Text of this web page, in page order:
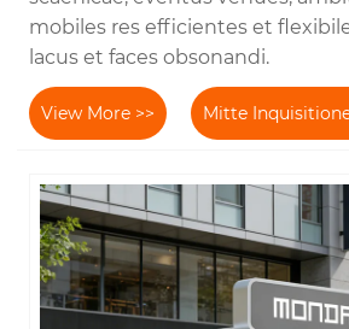
mobiles res efficientes et
lacus et faces obsonandi.
View More >> Mitte